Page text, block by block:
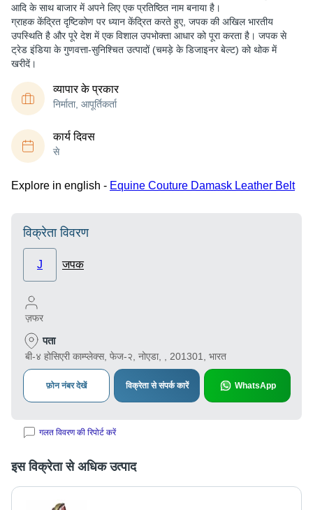
आदि के साथ बाजार में अपने लिए एक प्रतिष्ठित नाम बनाया है।
ग्राहक केंद्रित दृष्टिकोण पर ध्यान केंद्रित करते हुए, जपक की अखिल भारतीय
उपस्थिति है और पूरे देश में एक विशाल उपभोक्ता आधार को पूरा करता है। जपक से
ट्रेड इंडिया के गुणवत्ता-सुनिश्चित उत्पादों (चमड़े के डिजाइनर बेल्ट) को थोक में
खरीदें।
व्यापार के प्रकार
निर्माता, आपूर्तिकर्ता
कार्य दिवस
से
Explore in english - Equine Couture Damask Leather Belt
विक्रेता विवरण
J जपक
ज़फर
पता
बी-४ होसिएरी काम्प्लेक्स, फेज-२, नोएडा, , 201301, भारत
फ़ोन नंबर देखें विक्रेता से संपर्क कारें WhatsApp
गलत विवरण की रिपोर्ट करें
इस विक्रेता से अधिक उत्पाद